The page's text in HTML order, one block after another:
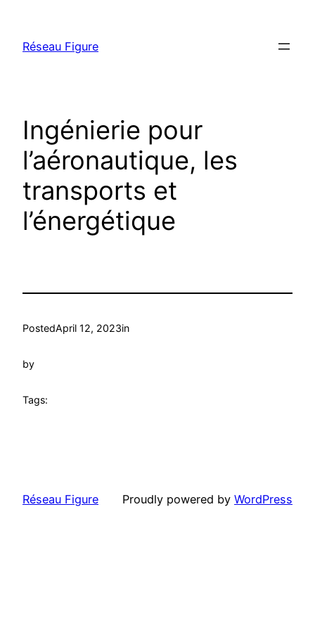
content
Réseau Figure
Ingénierie pour
l’aéronautique, les
transports et
l’énergétique
PostedApril 12, 2023in
by
Tags:
Réseau Figure Proudly powered by WordPress